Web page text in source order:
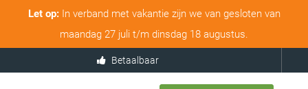
Let op:In verband met vakantie zijn we van gesloten van
maandag 27 juli t/m dinsdag 18 augustus.
Betaalbaar